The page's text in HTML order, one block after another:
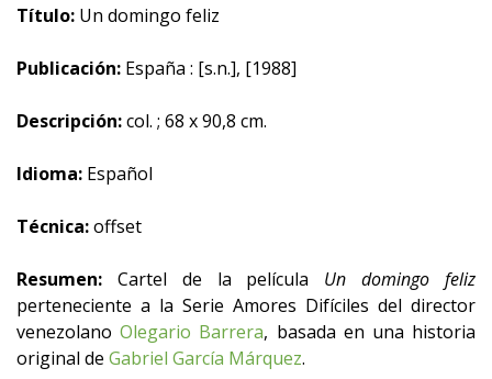
Título: Un domingo feliz
Publicación: España : [s.n.], [1988]
Descripción:col. ; 68 x 90,8 cm.
Idioma: Español
Técnica:offset
Resumen: Cartel de la película Un domingo feliz
perteneciente a la Serie Amores Difíciles del director
venezolanoOlegario Barrera, basada en una historia
original de Gabriel García Márquez.